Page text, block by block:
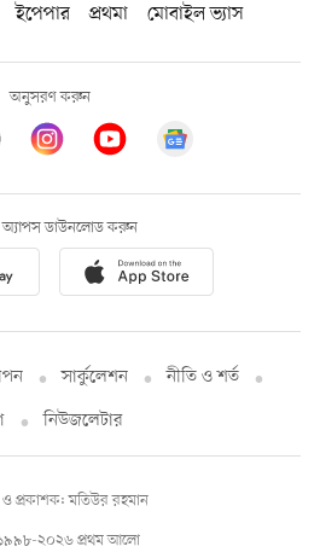
ইপেপার প্রথমা মোবাইল ভ্যাস
অনুসরণ করুন
অ্যাপস ডাউনলোড করুন
সার্কুলেশন
নীতি ও শর্ত
নিউজলেটার
১৯৯৮-২০২৬ প্রথম আলো
প্রকাশক: মতিউর রহমান